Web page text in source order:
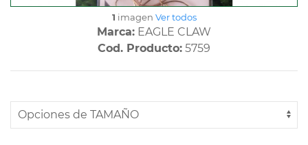
1 imagen Ver todos
Marca: EAGLE CLAW
Cod. Producto: 5759